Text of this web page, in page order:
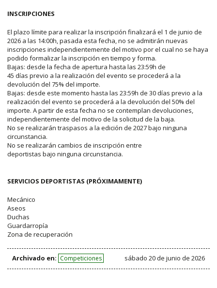
INSCRIPCIONES
El plazo límite para realizar la inscripción finalizará el 1 de junio de
2026 a las 14:00h, pasada esta fecha, no se admitirán nuevas
inscripciones independientemente del motivo por el cual no se haya
podido formalizar la inscripción en tiempo y forma.
Bajas: desde la fecha de apertura hasta las 23:59h de
45 días previo a la realización del evento se procederá a la
devolución del 75% del importe.
Bajas: desde este momento hasta las 23:59h de 30 días previo a la
realización del evento se procederá a la devolución del 50% del
importe. A partir de esta fecha no se contemplan devoluciones,
independientemente del motivo de la solicitud de la baja.
No se realizarán traspasos a la edición de 2027 bajo ninguna
circunstancia.
No se realizarán cambios de inscripción entre
deportistas bajo ninguna circunstancia.
SERVICIOS DEPORTISTAS (PRÓXIMAMENTE)
Mecánico
Aseos
Duchas
Guardarropía
Zona de recuperación
Archivado en: Competiciones sábado 20 de junio de 2026